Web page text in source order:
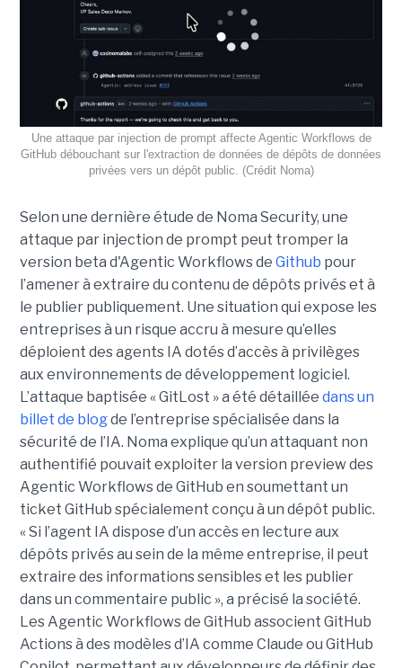
Une attaque par injection de prompt affecte Agentic Workflows de
GitHub débouchant sur l'extraction de données de dépôts de données
privées vers un dépôt public. (Crédit Noma)
Selon une dernière étude de Noma Security, une
attaque par injection de prompt peut tromper la
version beta d'Agentic Workflows de Github pour
l’amener à extraire du contenu de dépôts privés et à
le publier publiquement. Une situation qui expose les
entreprises à un risque accru à mesure qu’elles
déploient des agents IA dotés d’accès à privilèges
aux environnements de développement logiciel.
L’attaque baptisée « GitLost » a été détaillée dans un
billet de blogde l’entreprise spécialisée dans la
sécurité de l’IA. Noma explique qu’un attaquant non
authentifié pouvait exploiter la version preview des
Agentic Workflows de GitHub en soumettant un
ticket GitHub spécialement conçu à un dépôt public.
« Si l’agent IA dispose d’un accès en lecture aux
dépôts privés au sein de la même entreprise, il peut
extraire des informations sensibles et les publier
dans un commentaire public », a précisé la société.
Les Agentic Workflows de GitHub associent GitHub
Actions à des modèles d’IA comme Claude ou GitHub